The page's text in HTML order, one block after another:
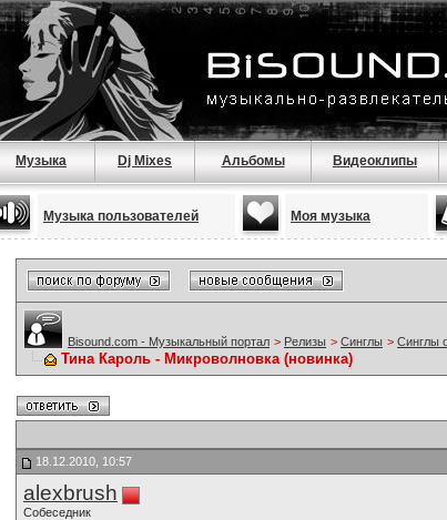
Музыка Dj Mixes Альбомы Видеоклипы
Музыка пользователей Моя музыка
Bisound.com - Музыкальный портал > Релизы > Синглы > Синглы
Тина Кароль - Микроволновка (новинка)
18.12.2010, 10:57
alexbrush
Собеседник